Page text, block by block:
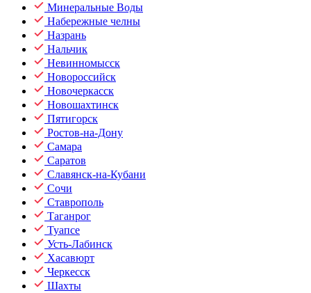
Минеральные Воды
Набережные челны
Назрань
Нальчик
Невинномысск
Новороссийск
Новочеркасск
Новошахтинск
Пятигорск
Ростов-на-Дону
Самара
Саратов
Славянск-на-Кубани
Сочи
Ставрополь
Таганрог
Туапсе
Усть-Лабинск
Хасавюрт
Черкесск
Шахты